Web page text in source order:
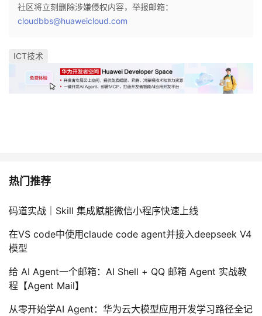
社区将立刻删除涉嫌侵权内容，举报邮箱：
cloudbbs@huaweicloud.com
ICT技术
热门推荐
码道实战｜Skill 集成赋能微信小程序快速上线
在VS code中使用claude code agent并接入deepseek V4
模型
给 AI Agent一个邮箱：AI Shell + QQ 邮箱 Agent 实战教
程【Agent Mail】
从零开始学AI Agent：华为云大模型应用开发学习路径全记